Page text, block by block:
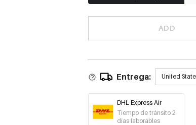
ADD
Entrega: United
DHL Express Air
Tiempo de tránsito 2
días laborables